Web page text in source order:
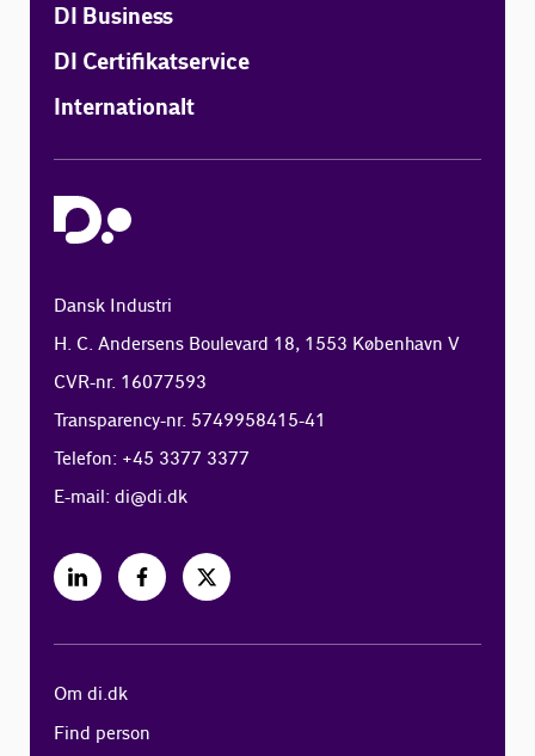
DI Business
DI Certifikatservice
Internationalt
Dansk Industri
H. C. Andersens Boulevard 18, 1553 København V
CVR-nr. 16077593
Transparency-nr. 5749958415-41
Telefon: +45 3377 3377
E-mail:di@di.dk
Om di.dk
Find person